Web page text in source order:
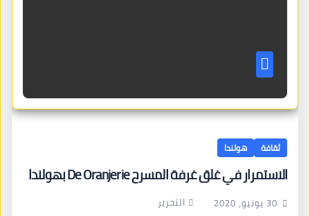
ثقافة هولندا
الاستمرار في غلق غرفة المسرح De Oranjerie بهولندا
30 يونيو، 2020 التحرير